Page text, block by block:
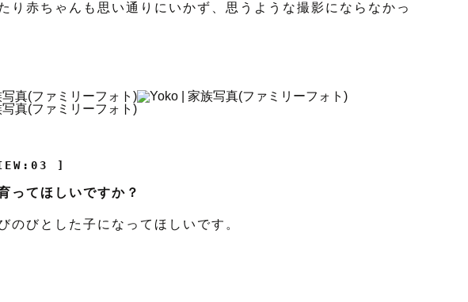
り赤ちゃんも思い通りにいかず、思うような撮影にならなかっ
]
ってほしいですか？
のびとした子になってほしいです。